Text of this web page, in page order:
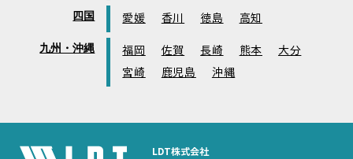
四国 愛媛 香川 徳島 高知
九州・沖縄 福岡 佐賀 長崎 熊本
大分
宮崎
鹿児島 沖縄
LDT株式会社